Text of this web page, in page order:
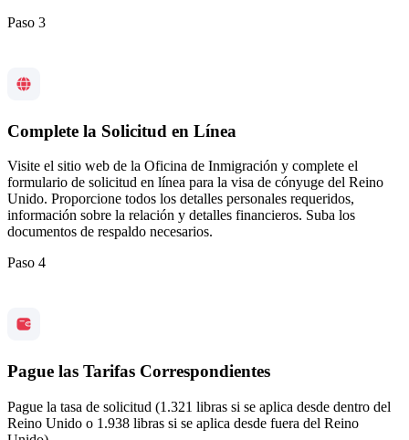
Paso 3
Complete la Solicitud en Línea
Visite el sitio web de la Oficina de Inmigración y complete el
formulario de solicitud en línea para la visa de cónyuge del Reino
Unido. Proporcione todos los detalles personales requeridos,
información sobre la relación y detalles financieros. Suba los
documentos de respaldo necesarios.
Paso 4
Pague las Tarifas Correspondientes
Pague la tasa de solicitud (1.321 libras si se aplica desde dentro del
Reino Unido o 1.938 libras si se aplica desde fuera del Reino